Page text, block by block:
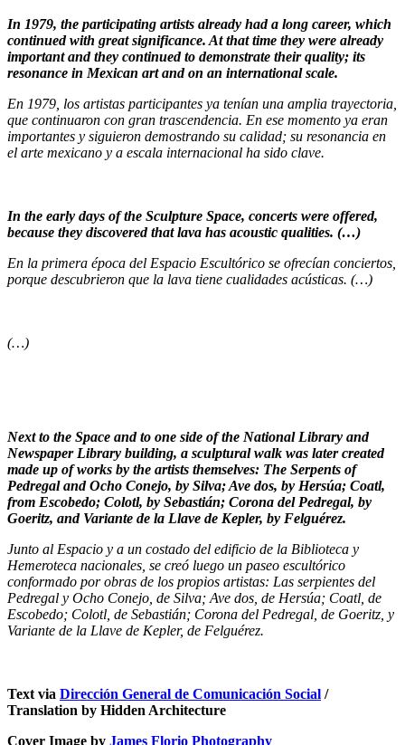
In 1979, the participating artists already had a long career, which
continued with great significance. At that time they were already
important and they continued to demonstrate their quality; its
resonance in Mexican art and on an international scale.
En 1979, los artistas participantes ya tenían una amplia trayectoria,
que continuaron con gran trascendencia. En ese momento ya eran
importantes y siguieron demostrando su calidad; su resonancia en
el arte mexicano y a escala internacional ha sido clave.
In the early days of the Sculpture Space, concerts were offered,
because they discovered that lava has acoustic qualities. (…)
En la primera época del Espacio Escultórico se ofrecían conciertos,
porque descubrieron que la lava tiene cualidades acústicas. (…)
(…)
Next to the Space and to one side of the National Library and
Newspaper Library building, a sculptural walk was later created
made up of works by the artists themselves: The Serpents of
Pedregal and Ocho Conejo, by Silva; Ave dos, by Hersúa; Coatl,
from Escobedo; Colotl, by Sebastián; Corona del Pedregal, by
Goeritz, and Variante de la Llave de Kepler, by Felguérez.
Junto al Espacio y a un costado del edificio de la Biblioteca y
Hemeroteca nacionales, se creó luego un paseo escultórico
conformado por obras de los propios artistas: Las serpientes del
Pedregal y Ocho Conejo, de Silva; Ave dos, de Hersúa; Coatl, de
Escobedo; Colotl, de Sebastián; Corona del Pedregal, de Goeritz, y
Variante de la Llave de Kepler, de Felguérez.
Text via Dirección General de Comunicación Social /
Translation by Hidden Architecture
Cover Image by James Florio Photography